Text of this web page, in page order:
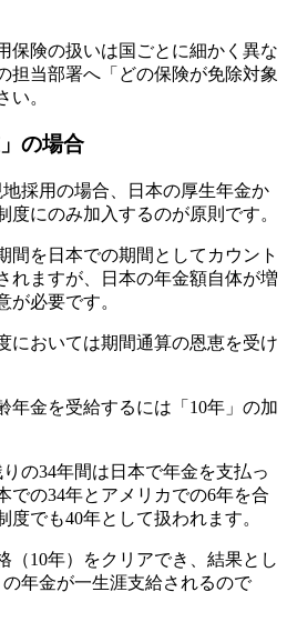
保険の扱いは国ごとに細かく異な
担当部署へ「どの保険が免除対象
い。
の場合
採用の場合、日本の厚生年金か
度にのみ加入するのが原則です。
間を日本での期間としてカウント
れますが、日本の年金額自体が増
が必要です。
においては期間通算の恩恵を受け
年金を受給するには「10年」の加
の34年間は日本で年金を支払っ
での34年とアメリカでの6年を合
でも40年として扱われます。
（10年）をクリアでき、結果とし
年金が一生涯支給されるので